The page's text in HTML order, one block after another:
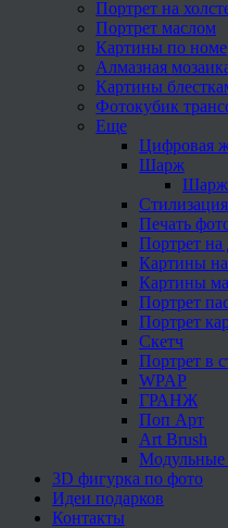
Портрет на
Портрет маслом
Картины по
Алмазная
Картины
Фотокубик
Еще
Цифровая
Шарж
Шарж
Печать
Портрет на
Картины
Картины
Портрет
Портрет
Скетч
Портрет в
WPAP
ГРАНЖ
Поп Арт
Art Brush
Модульные
3D фигурка по фото
Идеи подарков
Контакты